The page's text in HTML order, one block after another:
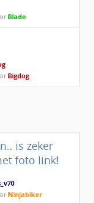
Blade
Bigdog
is zeker
foto link!
Ninjabiker